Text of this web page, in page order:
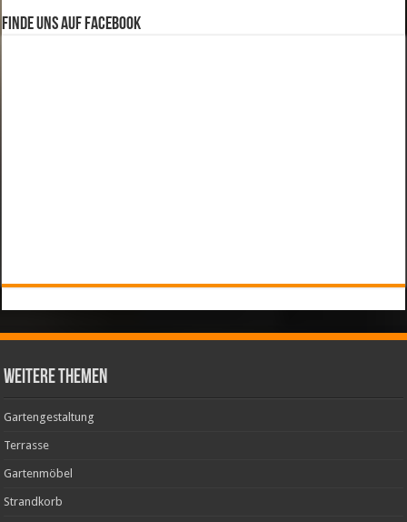
Finde uns auf Facebook
weitere Themen
Gartengestaltung
Terrasse
Gartenmöbel
Strandkorb